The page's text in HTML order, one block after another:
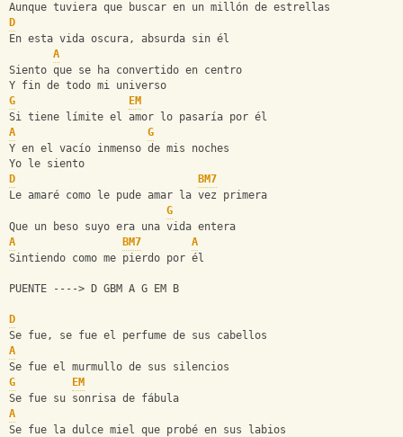
Aunque tuviera que buscar en un millón de estrellas
D
En esta vida oscura, absurda sin él
A
Siento que se ha convertido en centro
Y fin de todo mi universo
G
EM
Si tiene límite el amor lo pasaría por él
A
G
Y en el vacío inmenso de mis noches
Yo le siento
D
BM7
Le amaré como le pude amar la vez primera
G
Que un beso suyo era una vida entera
A
BM7
A
Sintiendo como me pierdo por él
PUENTE ----> D GBM A G EM B
D
Se fue, se fue el perfume de sus cabellos
A
Se fue el murmullo de sus silencios
G
EM
Se fue su sonrisa de fábula
A
Se fue la dulce miel que probé en sus labios